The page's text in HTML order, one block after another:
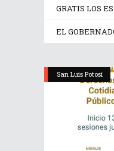
GRATIS LOS
EL
San Luis Potosí